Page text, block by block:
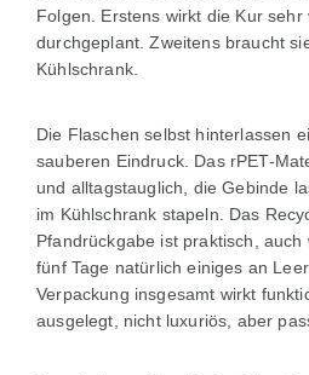
Folgen. Erstens wirkt die Kur
durchgeplant. Zweitens braucht
Kühlschrank.
Die Flaschen selbst hinterlassen
sauberen Eindruck. Das rPET-
und alltagstauglich, die Gebinde
im Kühlschrank stapeln. Das
Pfandrückgabe ist praktisch,
fünf Tage natürlich einiges an
Verpackung insgesamt wirkt
ausgelegt, nicht luxuriös, aber